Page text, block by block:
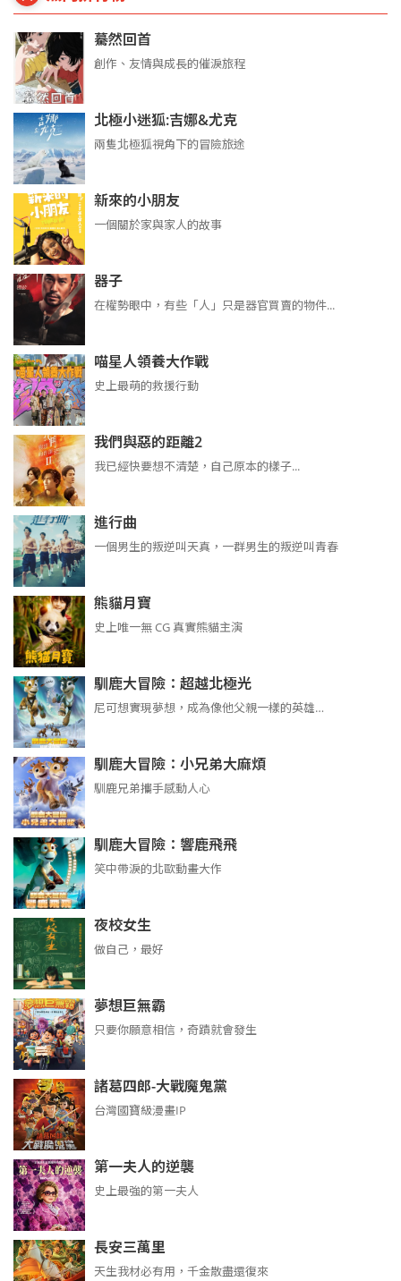
驀然回首
創作、友情與成長的催淚旅程
北極小迷狐:吉娜&尤克
兩隻北極狐視角下的冒險旅途
新來的小朋友
一個關於家與家人的故事
器子
在權勢眼中，有些「人」只是器官買賣的物件...
喵星人領養大作戰
史上最萌的救援行動
我們與惡的距離2
我已經快要想不清楚，自己原本的樣子...
進行曲
​​​一個男生的叛逆叫天真，一群男生的叛逆叫青春
熊貓月寶
史上唯一無 CG 真實熊貓主演
馴鹿大冒險：超越北極光
尼可想實現夢想，成為像他父親一樣的英雄…
馴鹿大冒險：小兄弟大麻煩
馴鹿兄弟攜手感動人心
馴鹿大冒險：響鹿飛飛
笑中帶淚的北歐動畫大作
夜校女生
做自己，最好
夢想巨無霸
只要你願意相信，奇蹟就會發生
諸葛四郎-大戰魔鬼黨
台灣國寶級漫畫IP
第一夫人的逆襲
史上最強的第一夫人
長安三萬里
天生我材必有用，千金散盡還復來